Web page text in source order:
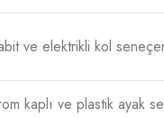
ve elektrikli kol
kaplı ve plastik ayak